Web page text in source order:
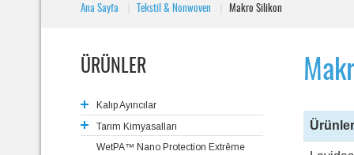
Ana Sayfa Tekstil & Nonwoven Makro Silikon
ÜRÜNLER
Kalıp Ayırıcılar
Gıda Ambalajlama
Ayakkabı Taban İmalatı
Tarım Kimyasalları
Yayıcı ve Yapıştırıcı
WetPA™ Nano Protection Extrême
Ürünler